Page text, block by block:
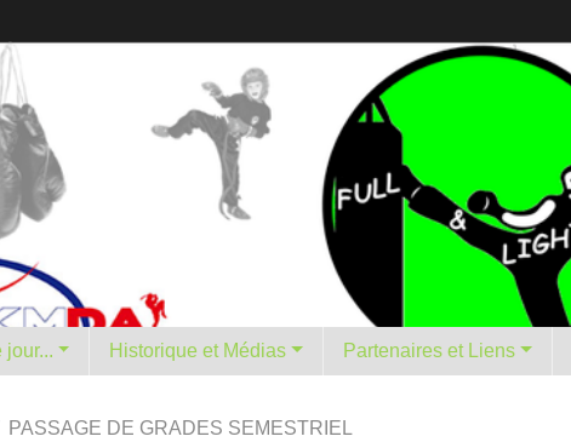
jour... Historique et Médias Partenaires et Liens
PASSAGE DE GRADES SEMESTRIEL